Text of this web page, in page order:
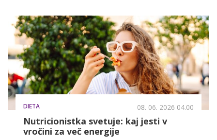
čustev.
DIETA 08. 06. 2026 04.00
Nutricionistka svetuje: kaj jesti v
vročini za več energije